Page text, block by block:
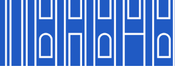
Mostrar/Ocultar
Mostrar/Ocultar
Mostrar/Ocultar